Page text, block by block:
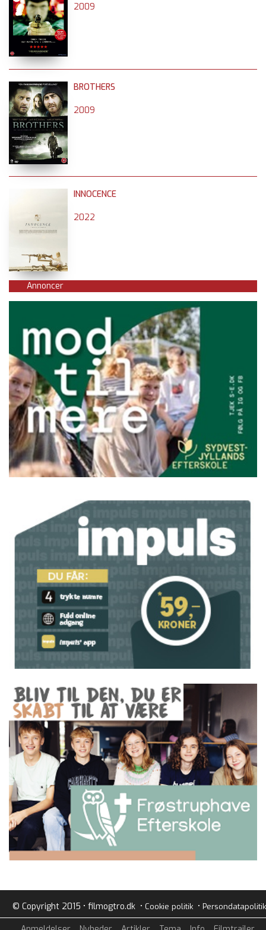
2009
BROTHERS
2009
INNOCENCE
2022
Annoncer
© Copyright 2015 • filmogtro.dk • Cookie politik• Persondatapolitik